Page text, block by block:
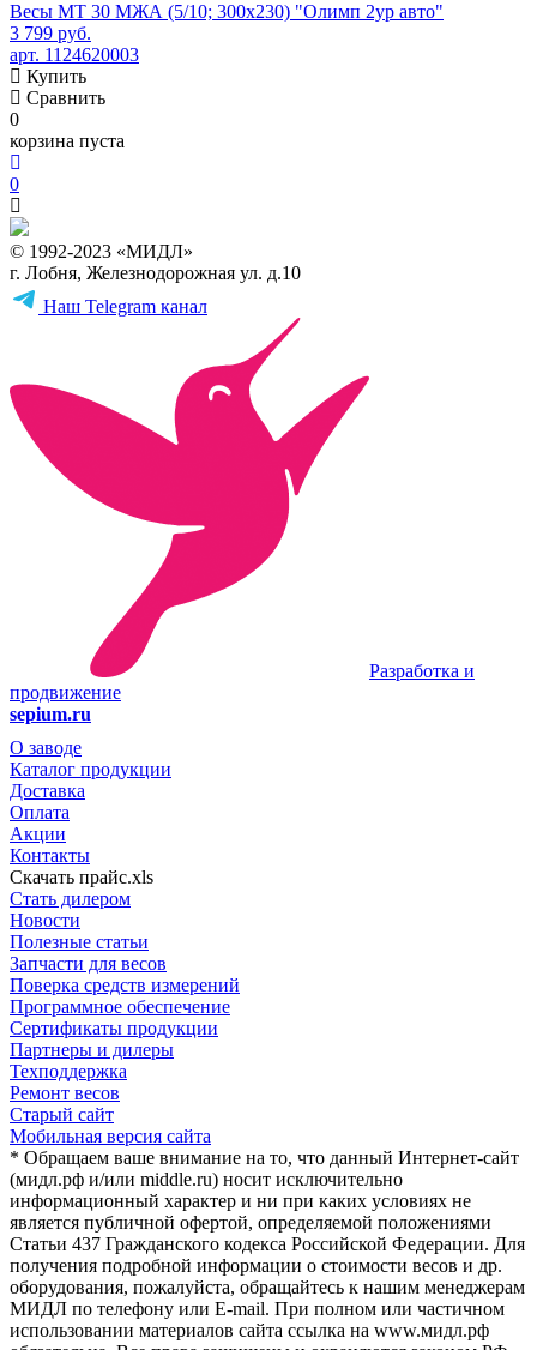
Весы МТ 30 МЖА (5/10; 300х230) "Олимп 2ур авто"
3 799 руб.
арт. 1124620003
Купить
Сравнить
0
корзина пуста
0
© 1992-2023 «МИДЛ»
г. Лобня, Железнодорожная ул. д.10
Наш Telegram канал
Разработка и
продвижение
sepium.ru
О заводе
Каталог продукции
Доставка
Оплата
Акции
Контакты
Скачать прайс.xls
Стать дилером
Новости
Полезные статьи
Запчасти для весов
Поверка средств измерений
Программное обеспечение
Сертификаты продукции
Партнеры и дилеры
Техподдержка
Ремонт весов
Старый сайт
Мобильная версия сайта
* Обращаем ваше внимание на то, что данный Интернет-сайт
(мидл.рф и/или middle.ru) носит исключительно
информационный характер и ни при каких условиях не
является публичной офертой, определяемой положениями
Статьи 437 Гражданского кодекса Российской Федерации. Для
получения подробной информации о стоимости весов и др.
оборудования, пожалуйста, обращайтесь к нашим менеджерам
МИДЛ по телефону или E-mail. При полном или частичном
использовании материалов сайта ссылка на www.мидл.рф